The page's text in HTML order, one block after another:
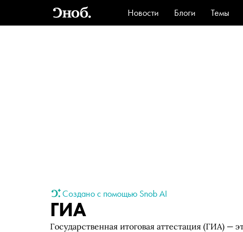
Новости Блоги Темы
Стиль
Видео
Создано с помощью Snob AI
ГИА
Государственная итоговая аттестация (ГИА) —